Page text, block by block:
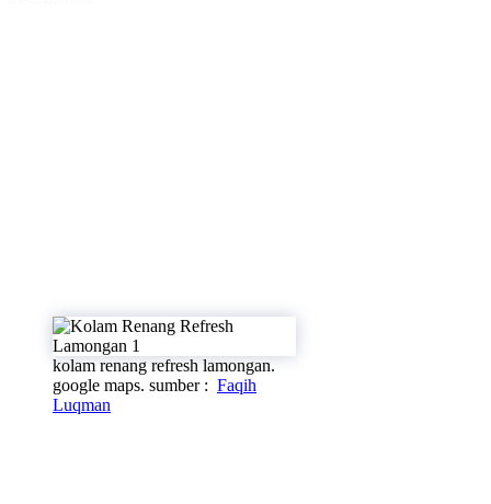
kolam renang refresh lamongan.
google maps. sumber : Faqih
Luqman